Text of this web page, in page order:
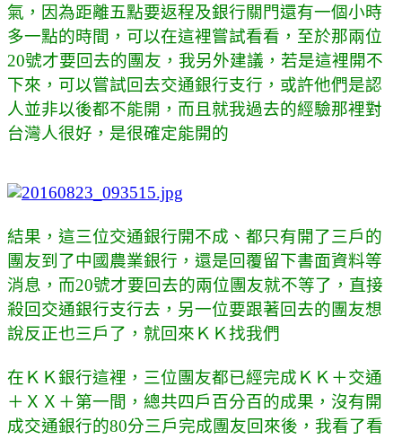
氣，因為距離五點要返程及銀行關門還有一個小時
多一點的時間，可以在這裡嘗試看看，至於那兩位
20號才要回去的團友，我另外建議，若是這裡開不
下來，可以嘗試回去交通銀行支行，或許他們是認
人並非以後都不能開，而且就我過去的經驗那裡對
台灣人很好，是很確定能開的
結果，這三位交通銀行開不成、都只有開了三戶的
團友到了中國農業銀行，還是回覆留下書面資料等
消息，而20號才要回去的兩位團友就不等了，直接
殺回交通銀行支行去，另一位要跟著回去的團友想
說反正也三戶了，就回來ＫＫ找我們
在ＫＫ銀行這裡，三位團友都已經完成ＫＫ＋交通
＋ＸＸ＋第一間，總共四戶百分百的成果，沒有開
成交通銀行的80分三戶完成團友回來後，我看了看